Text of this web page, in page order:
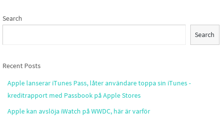
Search
Search
Recent Posts
Apple lanserar iTunes Pass, låter användare toppa sin iTunes -
kreditrapport med Passbook på Apple Stores
Apple kan avslöja iWatch på WWDC, här är varför